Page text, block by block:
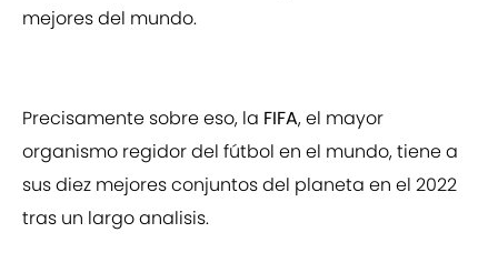
mejores del mundo.
Precisamente sobre eso, la FIFA, el mayor
organismo regidor del fútbol en el mundo, tiene a
sus diez mejores conjuntos del planeta en el 2022
tras un largo analisis.